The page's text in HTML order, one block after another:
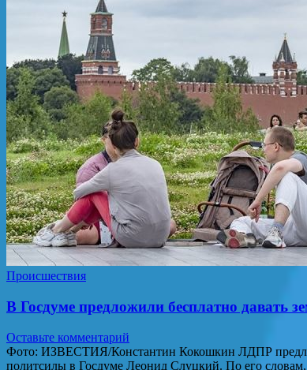
Происшествия
В Госдуме предложили бесплатно давать
Оставьте комментарий
Фото: ИЗВЕСТИЯ/Константин Кокошкин ЛДПР
политсилы в Госдуме Леонид Слуцкий. По его